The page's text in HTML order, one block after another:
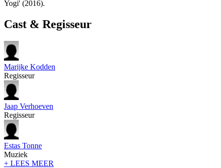
Yogi' (2016).
Cast & Regisseur
Marijke Kodden
Regisseur
Jaap Verhoeven
Regisseur
Estas Tonne
Muziek
+ LEES MEER